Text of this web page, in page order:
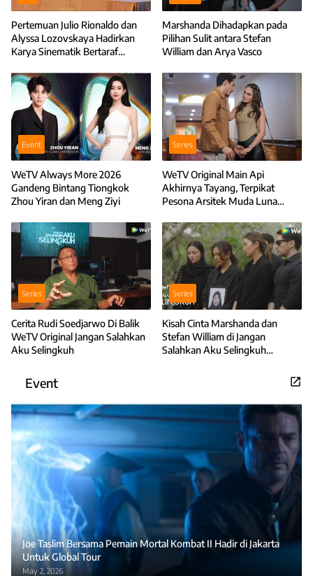
Pertemuan Julio Rionaldo dan
Alyssa Lozovskaya Hadirkan
Karya Sinematik Bertaraf
Marshanda Dihadapkan pada
Pilihan Sulit antara Stefan
William dan Arya Vasco
Event
WeTV Always More 2026
Gandeng Bintang Tiongkok
Zhou Yiran dan Meng Ziyi
Series
WeTV Original Main Api
Akhirnya Tayang, Terpikat
Pesona Arsitek Muda Luna
Series
Cerita Rudi Soedjarwo Di Balik
WeTV Original Jangan Salahkan
Aku Selingkuh
Series
Kisah Cinta Marshanda dan
Stefan William di Jangan
Salahkan Aku Selingkuh
Event
Joe Taslim Bersama Pemain Mortal Kombat II Hadir di Jakarta
Untuk Global Tour
May 2, 2026